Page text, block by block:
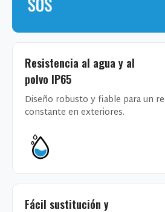
Resistencia al agua y al
polvo IP65
Diseño robusto y fiable para un
constante en exteriores.
Fácil sustitución y